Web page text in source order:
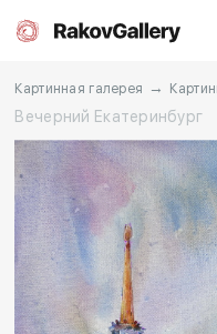
Екатеринбург
RU EN CN
Каталог
Картинная галерея →
Вечерний Екатеринбург